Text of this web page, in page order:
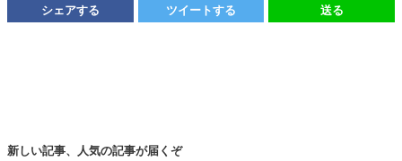
シェアする ツイートする 送る
新しい記事、人気の記事が届くぞ